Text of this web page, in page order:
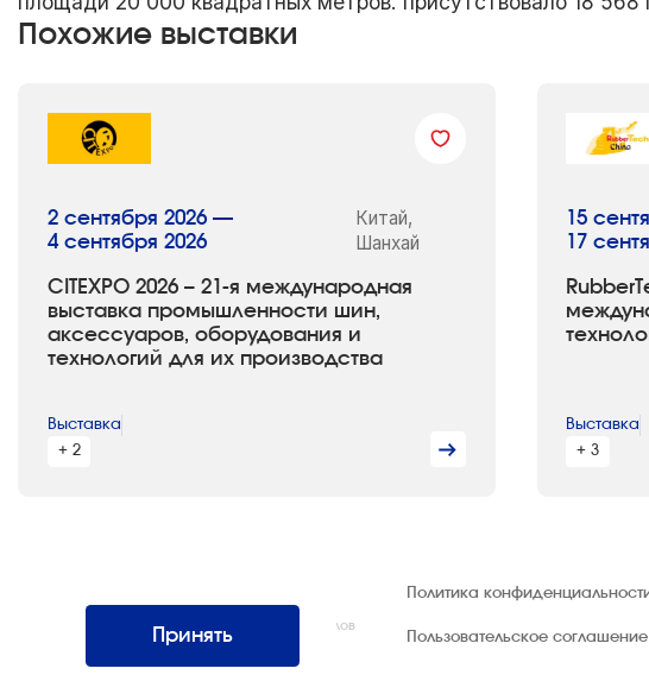
Похожие выставки
CITEXPO 2026 – 21-я международная
выставка промышленности шин,
аксессуаров, оборудования и
технологий для их производства
2 сентября 2026 —
4 сентября 2026
Китай,
Шанхай
Выставка
+ 2
15
17
Выставка
+ 3
Интернэшнл»
Все права защищены. Использование материалов
возможно только со ссылкой на источник.
Политика
Пользовательское соглашение
Принять